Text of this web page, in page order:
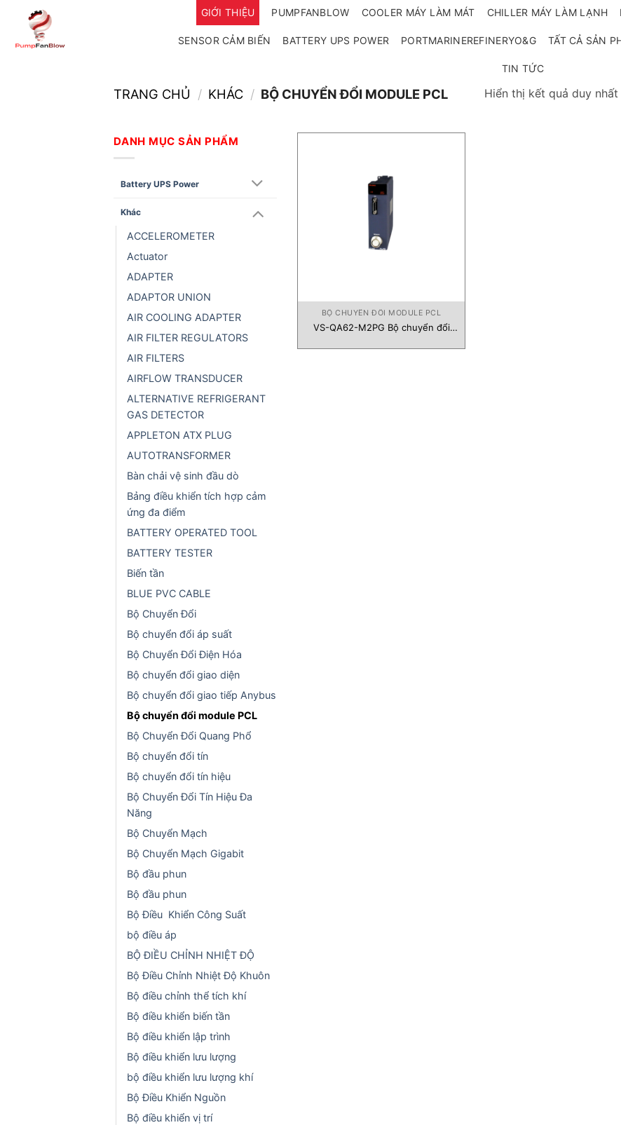
GIỚI THIỆU PUMPFANBLOW COOLER MÁY LÀM MÁT CHILLER MÁY LÀM LẠNH
SENSOR CẢM BIẾN BATTERY UPS POWER PORTMARINEREFINERYO&G TẤT CẢ SẢN
TIN TỨC
TRANG CHỦ / KHÁC / BỘ CHUYỂN ĐỔI MODULE PCL Hiển thị kết quả duy nhất
DANH MỤC SẢN PHẨM
Battery UPS Power
Khác
ACCELEROMETER
Actuator
ADAPTER
ADAPTOR UNION
AIR COOLING ADAPTER
AIR FILTER REGULATORS
AIR FILTERS
AIRFLOW TRANSDUCER
ALTERNATIVE REFRIGERANT
GAS DETECTOR
APPLETON ATX PLUG
AUTOTRANSFORMER
Bàn chải vệ sinh đầu dò
Bảng điều khiển tích hợp cảm
ứng đa điểm
BATTERY OPERATED TOOL
BATTERY TESTER
Biến tần
BLUE PVC CABLE
Bộ Chuyển Đổi
Bộ chuyển đổi áp suất
Bộ Chuyển Đổi Điện Hóa
Bộ chuyển đổi giao diện
Bộ chuyển đổi giao tiếp Anybus
Bộ chuyển đổi module PCL
Bộ Chuyển Đổi Quang Phổ
Bộ chuyển đổi tín
Bộ chuyển đổi tín hiệu
Bộ Chuyển Đổi Tín Hiệu Đa
Năng
Bộ Chuyển Mạch
Bộ Chuyển Mạch Gigabit
Bộ đầu phun
Bộ đầu phun
Bộ Điều Khiển Công Suất
bộ điều áp
BỘ ĐIỀU CHỈNH NHIỆT ĐỘ
Bộ Điều Chỉnh Nhiệt Độ Khuôn
Bộ điều chỉnh thể tích khí
Bộ điều khiển biến tần
Bộ điều khiển lập trình
Bộ điều khiển lưu lượng
bộ điều khiển lưu lượng khí
Bộ Điều Khiển Nguồn
Bộ điều khiển vị trí
BỘ CHUYỂN ĐỔI MODULE PCL
VS-QA62-M2PG Bộ chuyển đổi